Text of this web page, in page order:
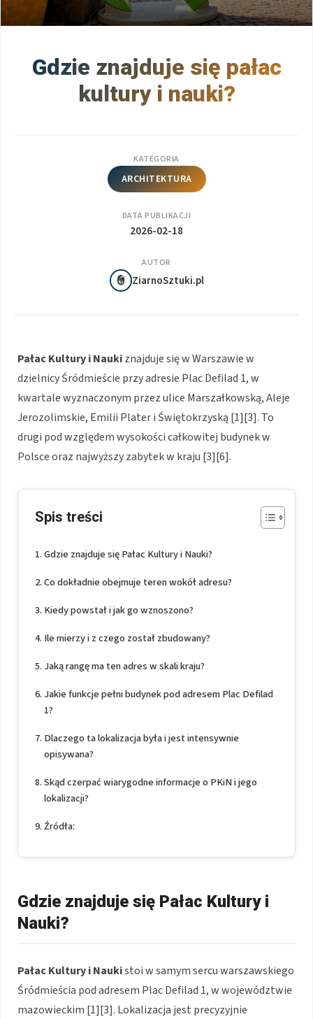
Gdzie znajduje się pałac
kultury i nauki?
KATEGORIA
ARCHITEKTURA
DATA PUBLIKACJI
2026-02-18
AUTOR
ZiarnoSztuki.pl
Pałac Kultury i Naukiznajduje się w Warszawie w
dzielnicy Śródmieście przy adresie Plac Defilad 1, w
kwartale wyznaczonym przez ulice Marszałkowską, Aleje
Jerozolimskie, Emilii Plater i Świętokrzyską [1][3]. To
drugi pod względem wysokości całkowitej budynek w
Polsce oraz najwyższy zabytek w kraju [3][6].
Spis treści
Gdzie znajduje się Pałac Kultury i Nauki?
Co dokładnie obejmuje teren wokół adresu?
Kiedy powstał i jak go wznoszono?
Ile mierzy i z czego został zbudowany?
Jaką rangę ma ten adres w skali kraju?
Jakie funkcje pełni budynek pod adresem Plac Defilad
1?
Dlaczego ta lokalizacja była i jest intensywnie
opisywana?
Skąd czerpać wiarygodne informacje o PKiN i jego
lokalizacji?
Źródła:
Gdzie znajduje się Pałac Kultury i
Nauki?
Pałac Kultury i Naukistoi w samym sercu warszawskiego
Śródmieścia pod adresem Plac Defilad 1, w województwie
mazowieckim [1][3]. Lokalizacja jest precyzyjnie